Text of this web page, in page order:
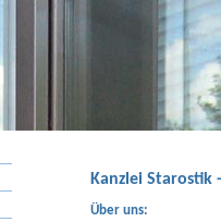
Kanzlei Starostik
Über uns: